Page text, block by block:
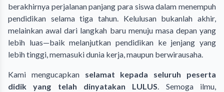
berakhirnya perjalanan panjang para siswa dalam menempuh
pendidikan selama tiga tahun. Kelulusan bukanlah akhir,
melainkan awal dari langkah baru menuju masa depan yang
lebih luas—baik melanjutkan pendidikan ke jenjang yang
lebih tinggi, memasuki dunia kerja, maupun berwirausaha.
Kami mengucapkan selamat kepada seluruh peserta
didik yang telah dinyatakan LULUS. Semoga ilmu,